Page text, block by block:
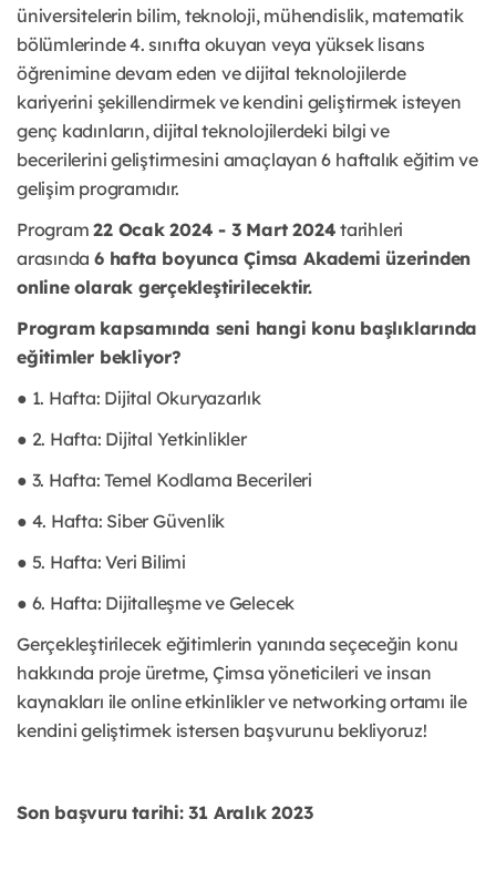
üniversitelerin bilim, teknoloji, mühendislik, matematik
bölümlerinde 4. sınıfta okuyan veya yüksek lisans
öğrenimine devam eden ve dijital teknolojilerde
kariyerini şekillendirmek ve kendini geliştirmek isteyen
genç kadınların, dijital teknolojilerdeki bilgi ve
becerilerini geliştirmesini amaçlayan 6 haftalık eğitim ve
gelişim programıdır.
Program22 Ocak 2024 - 3 Mart 2024 tarihleri
arasında 6 hafta boyunca Çimsa Akademi üzerinden
online olarak gerçekleştirilecektir.
Program kapsamında seni hangi konu başlıklarında
eğitimler bekliyor?
● 1. Hafta: Dijital Okuryazarlık
● 2. Hafta: Dijital Yetkinlikler
● 3. Hafta: Temel Kodlama Becerileri
● 4. Hafta: Siber Güvenlik
● 5. Hafta: Veri Bilimi
● 6. Hafta: Dijitalleşme ve Gelecek
Gerçekleştirilecek eğitimlerin yanında seçeceğin konu
hakkında proje üretme, Çimsa yöneticileri ve insan
kaynakları ile online etkinlikler ve networking ortamı ile
kendini geliştirmek istersen başvurunu bekliyoruz!
Son başvuru tarihi: 31 Aralık 2023